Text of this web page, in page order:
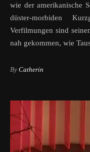
wie der amerikanische
düster-morbiden
Verfilmungen sind
nah gekommen, wie
By Catherin